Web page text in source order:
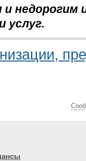
недорогим
услуг.